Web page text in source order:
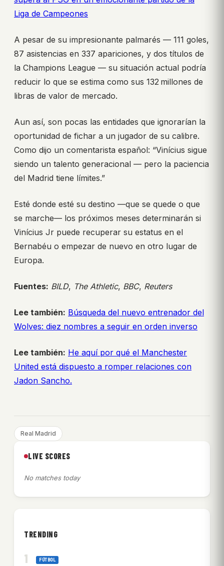
Liga de Campeones
A pesar de su impresionante palmarés — 111 goles,
87 asistencias en 337 apariciones, y dos títulos de
la Champions League — su situación actual podría
reducir lo que se estima como sus 132 millones de
libras de valor de mercado.
Aun así, son pocas las entidades que ignorarían la
oportunidad de fichar a un jugador de su calibre.
Como dijo un comentarista español: “Vinícius sigue
siendo un talento generacional — pero la paciencia
del Madrid tiene límites.”
Esté donde esté su destino —que se quede o que
se marche— los próximos meses determinarán si
Vinícius Jr puede recuperar su estatus en el
Bernabéu o empezar de nuevo en otro lugar de
Europa.
Fuentes: BILD, The Athletic, BBC, Reuters
Lee también: Búsqueda del nuevo entrenador del
Wolves: diez nombres a seguir en orden inverso
Lee también: He aquí por qué el Manchester
United está dispuesto a romper relaciones con
Jadon Sancho.
Real Madrid
LIVE SCORES
No matches today
TRENDING
FÚTBOL